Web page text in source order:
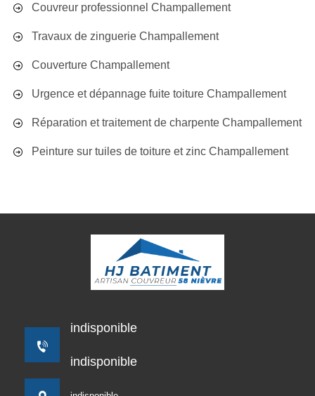
Couvreur professionnel Champallement
Travaux de zinguerie Champallement
Couverture Champallement
Urgence et dépannage fuite toiture Champallement
Réparation et traitement de charpente Champallement
Peinture sur tuiles de toiture et zinc Champallement
indisponible
indisponible